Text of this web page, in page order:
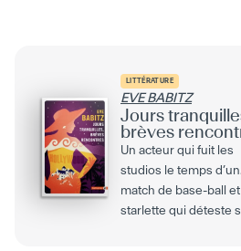
LITTÉRATURE
EVE BABITZ
Jours
brèves
Un acteur qui fuit les
studios le temps d’un
match de base-ball
starlette qui déteste